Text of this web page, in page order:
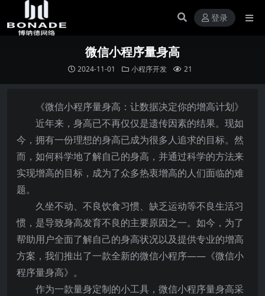
登录
微信小程序量身高
2024-11-01 小程序开发 21
《微信小程序量身高：让数据决定你的增高计划》
近年来，身高已不再仅仅是遗传因素的结果。现如
今，拥有一份理想的身高已成为很多人追求的目标。然
而，如何科学地了解自己的身高，并通过科学的方法来
实现增高的目标，成为了众多热衷增高的人们面临的难
题。
久坐不动、不良饮食习惯、缺乏运动等不良生活习
惯，是导致身高发育不良的主要原因之一。如今，为了
帮助用户全面了解自己的身高状况以及提供专业的增高
方案，我们推出了一款全新的微信小程序——《微信小
程序量身高》。
作为一款量身定制的小工具，微信小程序量身高采